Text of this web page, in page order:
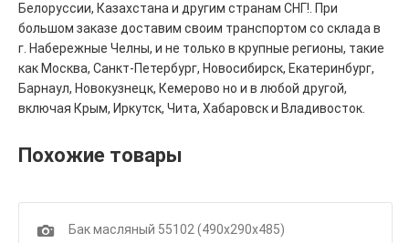
Белоруссии, Казахстана и другим странам СНГ!. При
большом заказе доставим своим транспортом со склада в
г. Набережные Челны, и не только в крупные регионы, такие
как Москва, Санкт-Петербург, Новосибирск, Екатеринбург,
Барнаул, Новокузнецк, Кемерово но и в любой другой,
включая Крым, Иркутск, Чита, Хабаровск и Владивосток.
Похожие товары
1
Бак масляный 55102 (490х290х485)